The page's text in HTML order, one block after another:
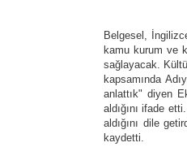
Belgesel,
kamu kurum ve
sağlayacak.
kapsamında
anlattık" diyen
aldığını ifade
aldığını dile
kaydetti.